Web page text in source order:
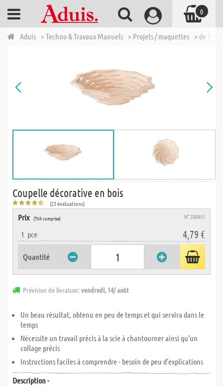
Aduis > Techno & Travaux Manuels > Projets / maquettes > de 7 à
Coupelle décorative en bois
(23 évaluations)
Prix (TVA comprise) N° 200451
1 pce 4,79 €
Quantité
Prévision de livraison:vendredi, 14/ août
Un beau résultat, obtenu en peu de temps et qui servira dans le
temps
Nécessite un travail précis à la scie à chantourner ainsi qu'un
collage précis
Instructions faciles à comprendre - besoin de peu d'explications
Description -
0